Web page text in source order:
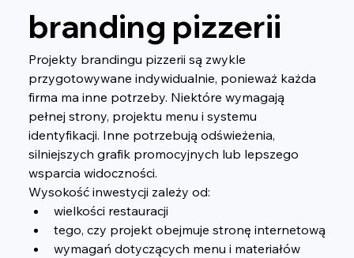
branding pizzerii
Projekty brandingu pizzerii są zwykle
przygotowywane indywidualnie, ponieważ każda
firma ma inne potrzeby. Niektóre wymagają
pełnej strony, projektu menu i systemu
identyfikacji. Inne potrzebują odświeżenia,
silniejszych grafik promocyjnych lub lepszego
wsparcia widoczności.
Wysokość inwestycji zależy od:
wielkości restauracji
tego, czy projekt obejmuje stronę internetową
wymagań dotyczących menu i materiałów